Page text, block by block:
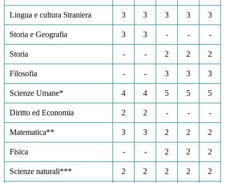
Lingua e cultura Straniera 3 3 3 3 3
Storia e Geografia 3 3 - - -
Storia - - 2 2 2
Filosofia - - 3 3 3
Scienze Umane* 4 4 5 5 5
Diritto ed Economia 2 2 - - -
Matematica** 3 3 2 2 2
Fisica - - 2 2 2
Scienze naturali*** 2 2 2 2 2